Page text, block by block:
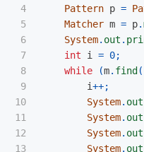
4
5
6
7
8
9
10
11
12
13
Pattern p =
Matcher m = p.
System. out .
int
i = 0;
while
(m. find
i++;
System. out
System. out
System. out
System. out